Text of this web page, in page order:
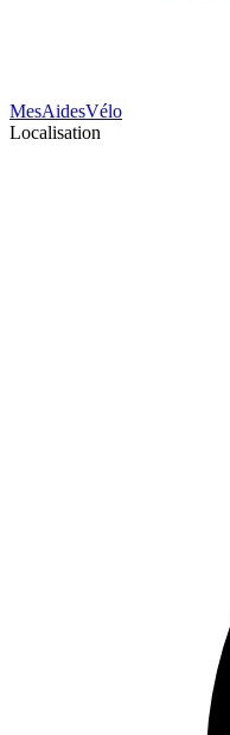
MesAidesVélo
Localisation